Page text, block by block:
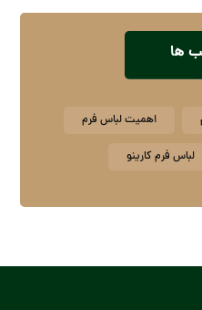
ها
اهمیت لباس فرم
لباس فرم کارینو